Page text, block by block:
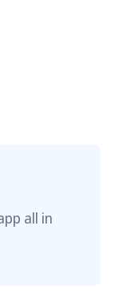
all in